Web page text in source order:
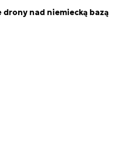
nad niemiecką bazą